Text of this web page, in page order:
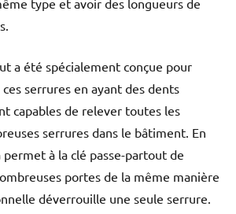
type et avoir des longueurs de
a été spécialement conçue pour
serrures en ayant des dents
capables de relever toutes les
serrures dans le bâtiment. En
permet à la clé passe-partout de
portes de la même manière
déverrouille une seule serrure.